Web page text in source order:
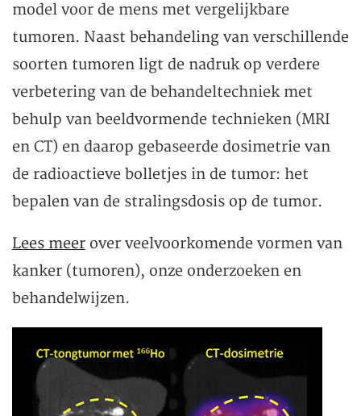
model voor de mens met vergelijkbare
tumoren. Naast behandeling van verschillende
soorten tumoren ligt de nadruk op verdere
verbetering van de behandeltechniek met
behulp van beeldvormende technieken (MRI
en CT) en daarop gebaseerde dosimetrie van
de radioactieve bolletjes in de tumor: het
bepalen van de stralingsdosis op de tumor.
Lees meer over veelvoorkomende vormen van
kanker (tumoren), onze onderzoeken en
behandelwijzen.